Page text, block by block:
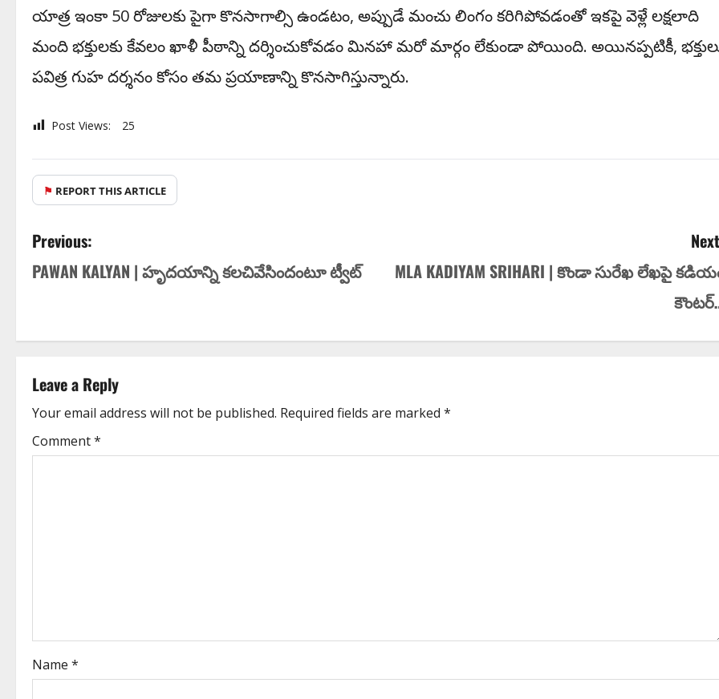
యాత్ర ఇంకా 50 రోజులకు పైగా కొనసాగాల్సి ఉండటం, అప్పుడే మంచు లింగం కరిగిపోవడంతో ఇకపై వెళ్లే లక్షలాది
మంది భక్తులకు కేవలం ఖాళీ పీఠాన్ని దర్శించుకోవడం మినహా మరో మార్గం లేకుండా పోయింది. అయినప్పటికీ,
పవిత్ర గుహ దర్శనం కోసం తమ ప్రయాణాన్ని కొనసాగిస్తున్నారు.
Post Views: 25
⚑ REPORT THIS ARTICLE
Previous:
PAWAN KALYAN | హృదయాన్ని కలచివేసిందంటూ ట్వీట్
MLA KADIYAM SRIHARI | కొండా సురేఖ లేఖపై
Leave a Reply
Your email address will not be published. Required fields are marked *
Comment*
Name *